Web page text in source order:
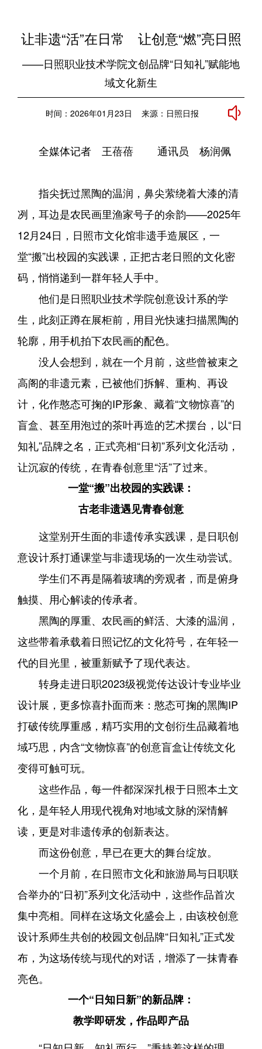
让非遗“活”在日常 让创意“燃”亮日照
——日照职业技术学院文创品牌“日知礼”赋能地
域文化新生
时间：2026年01月23日 来源：日照日报
全媒体记者 王蓓蓓 通讯员 杨润佩
指尖抚过黑陶的温润，鼻尖萦绕着大漆的清
冽，耳边是农民画里渔家号子的余韵——2025年
12月24日，日照市文化馆非遗手造展区，一
堂“搬”出校园的实践课，正把古老日照的文化密
码，悄悄递到一群年轻人手中。
他们是日照职业技术学院创意设计系的学
生，此刻正蹲在展柜前，用目光快速扫描黑陶的
轮廓，用手机拍下农民画的配色。
没人会想到，就在一个月前，这些曾被束之
高阁的非遗元素，已被他们拆解、重构、再设
计，化作憨态可掬的IP形象、藏着“文物惊喜”的
盲盒、甚至用泡过的茶叶再造的艺术摆台，以“日
知礼”品牌之名，正式亮相“日初”系列文化活动，
让沉寂的传统，在青春创意里“活”了过来。
一堂“搬”出校园的实践课：
古老非遗遇见青春创意
这堂别开生面的非遗传承实践课，是日职创
意设计系打通课堂与非遗现场的一次生动尝试。
学生们不再是隔着玻璃的旁观者，而是俯身
触摸、用心解读的传承者。
黑陶的厚重、农民画的鲜活、大漆的温润，
这些带着承载着日照记忆的文化符号，在年轻一
代的目光里，被重新赋予了现代表达。
转身走进日职2023级视觉传达设计专业毕业
设计展，更多惊喜扑面而来：憨态可掬的黑陶IP
打破传统厚重感，精巧实用的文创衍生品藏着地
域巧思，内含“文物惊喜”的创意盲盒让传统文化
变得可触可玩。
这些作品，每一件都深深扎根于日照本土文
化，是年轻人用现代视角对地域文脉的深情解
读，更是对非遗传承的创新表达。
而这份创意，早已在更大的舞台绽放。
一个月前，在日照市文化和旅游局与日职联
合举办的“日初”系列文化活动中，这些作品首次
集中亮相。同样在这场文化盛会上，由该校创意
设计系师生共创的校园文创品牌“日知礼”正式发
布，为这场传统与现代的对话，增添了一抹青春
亮色。
一个“日知日新”的新品牌：
教学即研发，作品即产品